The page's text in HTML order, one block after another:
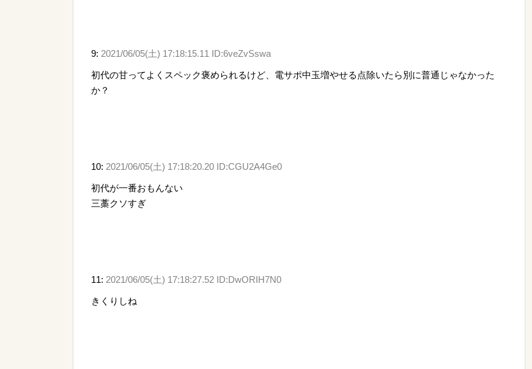
9: 2021/06/05(土) 17:18:15.11 ID:6veZvSswa
初代の甘ってよくスペック褒められるけど、電サポ中玉増やせる点除いたら別に普通じゃなかった
か？
10: 2021/06/05(土) 17:18:20.20 ID:CGU2A4Ge0
初代が一番おもんない
三藁クソすぎ
11: 2021/06/05(土) 17:18:27.52 ID:DwORIH7N0
きくりしね